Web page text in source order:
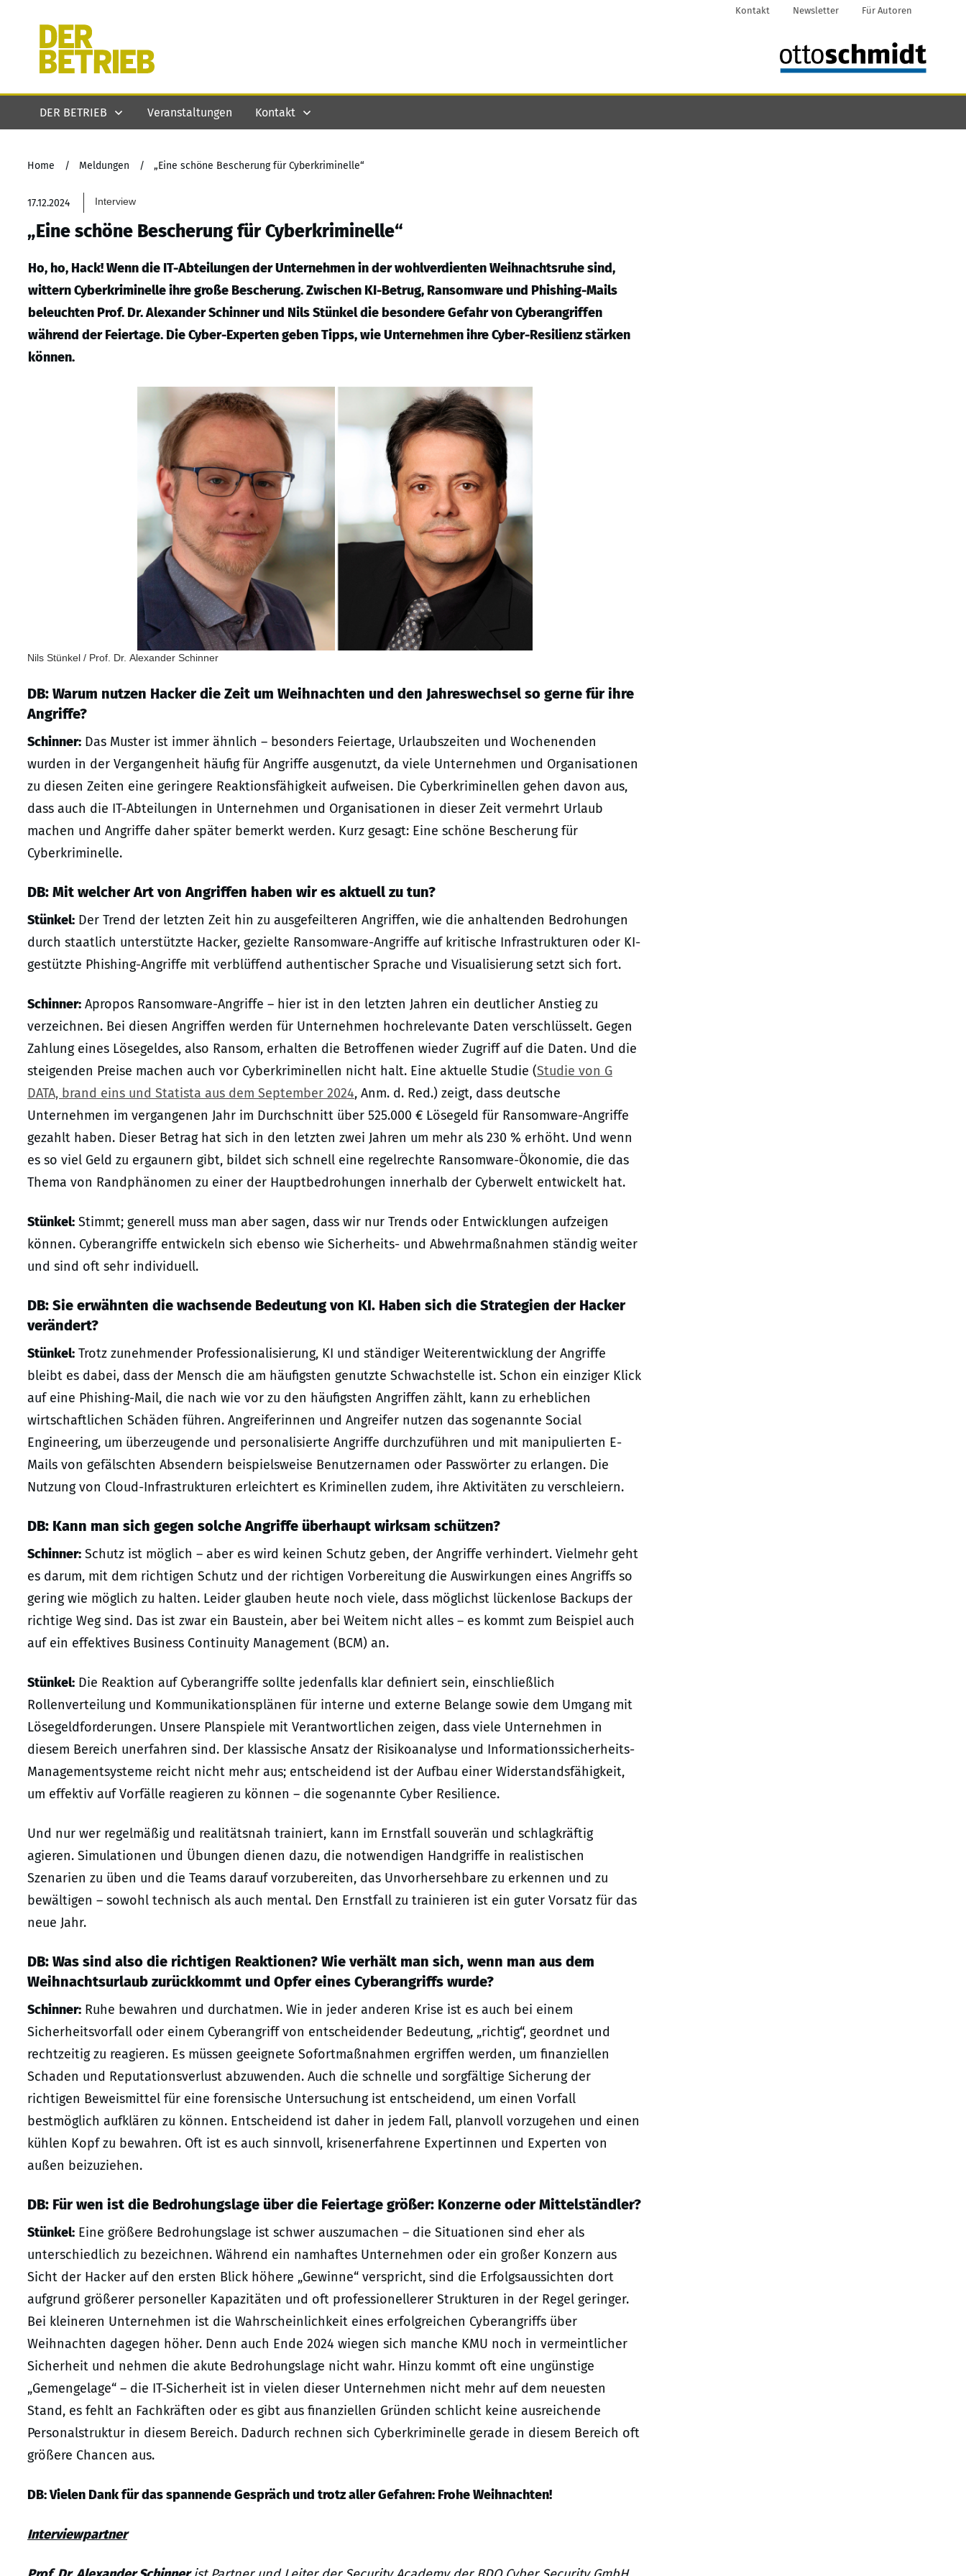
Kontakt Newsletter Für Autoren
DER BETRIEB Veranstaltungen Kontakt
Home / Meldungen / „Eine schöne Bescherung für Cyberkriminelle“
17.12.2024 Interview
„Eine schöne Bescherung für Cyberkriminelle“
Ho, ho, Hack! Wenn die IT-Abteilungen der Unternehmen in der wohlverdienten Weihnachtsruhe sind,
wittern Cyberkriminelle ihre große Bescherung. Zwischen KI-Betrug, Ransomware und Phishing-Mails
beleuchten Prof. Dr. Alexander Schinner und Nils Stünkel die besondere Gefahr von Cyberangriffen
während der Feiertage. Die Cyber-Experten geben Tipps, wie Unternehmen ihre Cyber-Resilienz stärken
können.
Nils Stünkel / Prof. Dr. Alexander Schinner
DB: Warum nutzen Hacker die Zeit um Weihnachten und den Jahreswechsel so gerne für ihre
Angriffe?
Schinner: Das Muster ist immer ähnlich – besonders Feiertage, Urlaubszeiten und Wochenenden
wurden in der Vergangenheit häufig für Angriffe ausgenutzt, da viele Unternehmen und Organisationen
zu diesen Zeiten eine geringere Reaktionsfähigkeit aufweisen. Die Cyberkriminellen gehen davon aus,
dass auch die IT-Abteilungen in Unternehmen und Organisationen in dieser Zeit vermehrt Urlaub
machen und Angriffe daher später bemerkt werden. Kurz gesagt: Eine schöne Bescherung für
Cyberkriminelle.
DB: Mit welcher Art von Angriffen haben wir es aktuell zu tun?
Stünkel: Der Trend der letzten Zeit hin zu ausgefeilteren Angriffen, wie die anhaltenden Bedrohungen
durch staatlich unterstützte Hacker, gezielte Ransomware-Angriffe auf kritische Infrastrukturen oder KI-
gestützte Phishing-Angriffe mit verblüffend authentischer Sprache und Visualisierung setzt sich fort.
Schinner: Apropos Ransomware-Angriffe – hier ist in den letzten Jahren ein deutlicher Anstieg zu
verzeichnen. Bei diesen Angriffen werden für Unternehmen hochrelevante Daten verschlüsselt. Gegen
Zahlung eines Lösegeldes, also Ransom, erhalten die Betroffenen wieder Zugriff auf die Daten. Und die
steigenden Preise machen auch vor Cyberkriminellen nicht halt. Eine aktuelle Studie (Studie von G
DATA, brand eins und Statista aus dem September 2024, Anm. d. Red.) zeigt, dass deutsche
Unternehmen im vergangenen Jahr im Durchschnitt über 525.000 € Lösegeld für Ransomware-Angriffe
gezahlt haben. Dieser Betrag hat sich in den letzten zwei Jahren um mehr als 230 % erhöht. Und wenn
es so viel Geld zu ergaunern gibt, bildet sich schnell eine regelrechte Ransomware-Ökonomie, die das
Thema von Randphänomen zu einer der Hauptbedrohungen innerhalb der Cyberwelt entwickelt hat.
Stünkel: Stimmt; generell muss man aber sagen, dass wir nur Trends oder Entwicklungen aufzeigen
können. Cyberangriffe entwickeln sich ebenso wie Sicherheits- und Abwehrmaßnahmen ständig weiter
und sind oft sehr individuell.
DB: Sie erwähnten die wachsende Bedeutung von KI. Haben sich die Strategien der Hacker
verändert?
Stünkel: Trotz zunehmender Professionalisierung, KI und ständiger Weiterentwicklung der Angriffe
bleibt es dabei, dass der Mensch die am häufigsten genutzte Schwachstelle ist. Schon ein einziger Klick
auf eine Phishing-Mail, die nach wie vor zu den häufigsten Angriffen zählt, kann zu erheblichen
wirtschaftlichen Schäden führen. Angreiferinnen und Angreifer nutzen das sogenannte Social
Engineering, um überzeugende und personalisierte Angriffe durchzuführen und mit manipulierten E-
Mails von gefälschten Absendern beispielsweise Benutzernamen oder Passwörter zu erlangen. Die
Nutzung von Cloud-Infrastrukturen erleichtert es Kriminellen zudem, ihre Aktivitäten zu verschleiern.
DB: Kann man sich gegen solche Angriffe überhaupt wirksam schützen?
Schinner: Schutz ist möglich – aber es wird keinen Schutz geben, der Angriffe verhindert. Vielmehr geht
es darum, mit dem richtigen Schutz und der richtigen Vorbereitung die Auswirkungen eines Angriffs so
gering wie möglich zu halten. Leider glauben heute noch viele, dass möglichst lückenlose Backups der
richtige Weg sind. Das ist zwar ein Baustein, aber bei Weitem nicht alles – es kommt zum Beispiel auch
auf ein effektives Business Continuity Management (BCM) an.
Stünkel: Die Reaktion auf Cyberangriffe sollte jedenfalls klar definiert sein, einschließlich
Rollenverteilung und Kommunikationsplänen für interne und externe Belange sowie dem Umgang mit
Lösegeldforderungen. Unsere Planspiele mit Verantwortlichen zeigen, dass viele Unternehmen in
diesem Bereich unerfahren sind. Der klassische Ansatz der Risikoanalyse und Informationssicherheits-
Managementsysteme reicht nicht mehr aus; entscheidend ist der Aufbau einer Widerstandsfähigkeit,
um effektiv auf Vorfälle reagieren zu können – die sogenannte Cyber Resilience.
Und nur wer regelmäßig und realitätsnah trainiert, kann im Ernstfall souverän und schlagkräftig
agieren. Simulationen und Übungen dienen dazu, die notwendigen Handgriffe in realistischen
Szenarien zu üben und die Teams darauf vorzubereiten, das Unvorhersehbare zu erkennen und zu
bewältigen – sowohl technisch als auch mental. Den Ernstfall zu trainieren ist ein guter Vorsatz für das
neue Jahr.
DB: Was sind also die richtigen Reaktionen? Wie verhält man sich, wenn man aus dem
Weihnachtsurlaub zurückkommt und Opfer eines Cyberangriffs wurde?
Schinner: Ruhe bewahren und durchatmen. Wie in jeder anderen Krise ist es auch bei einem
Sicherheitsvorfall oder einem Cyberangriff von entscheidender Bedeutung, „richtig“, geordnet und
rechtzeitig zu reagieren. Es müssen geeignete Sofortmaßnahmen ergriffen werden, um finanziellen
Schaden und Reputationsverlust abzuwenden. Auch die schnelle und sorgfältige Sicherung der
richtigen Beweismittel für eine forensische Untersuchung ist entscheidend, um einen Vorfall
bestmöglich aufklären zu können. Entscheidend ist daher in jedem Fall, planvoll vorzugehen und einen
kühlen Kopf zu bewahren. Oft ist es auch sinnvoll, krisenerfahrene Expertinnen und Experten von
außen beizuziehen.
DB: Für wen ist die Bedrohungslage über die Feiertage größer: Konzerne oder Mittelständler?
Stünkel: Eine größere Bedrohungslage ist schwer auszumachen – die Situationen sind eher als
unterschiedlich zu bezeichnen. Während ein namhaftes Unternehmen oder ein großer Konzern aus
Sicht der Hacker auf den ersten Blick höhere „Gewinne“ verspricht, sind die Erfolgsaussichten dort
aufgrund größerer personeller Kapazitäten und oft professionellerer Strukturen in der Regel geringer.
Bei kleineren Unternehmen ist die Wahrscheinlichkeit eines erfolgreichen Cyberangriffs über
Weihnachten dagegen höher. Denn auch Ende 2024 wiegen sich manche KMU noch in vermeintlicher
Sicherheit und nehmen die akute Bedrohungslage nicht wahr. Hinzu kommt oft eine ungünstige
„Gemengelage“ – die IT-Sicherheit ist in vielen dieser Unternehmen nicht mehr auf dem neuesten
Stand, es fehlt an Fachkräften oder es gibt aus finanziellen Gründen schlicht keine ausreichende
Personalstruktur in diesem Bereich. Dadurch rechnen sich Cyberkriminelle gerade in diesem Bereich oft
größere Chancen aus.
DB: Vielen Dank für das spannende Gespräch und trotz aller Gefahren: Frohe Weihnachten!
Interviewpartner